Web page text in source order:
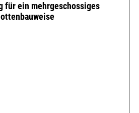
für ein mehrgeschossiges